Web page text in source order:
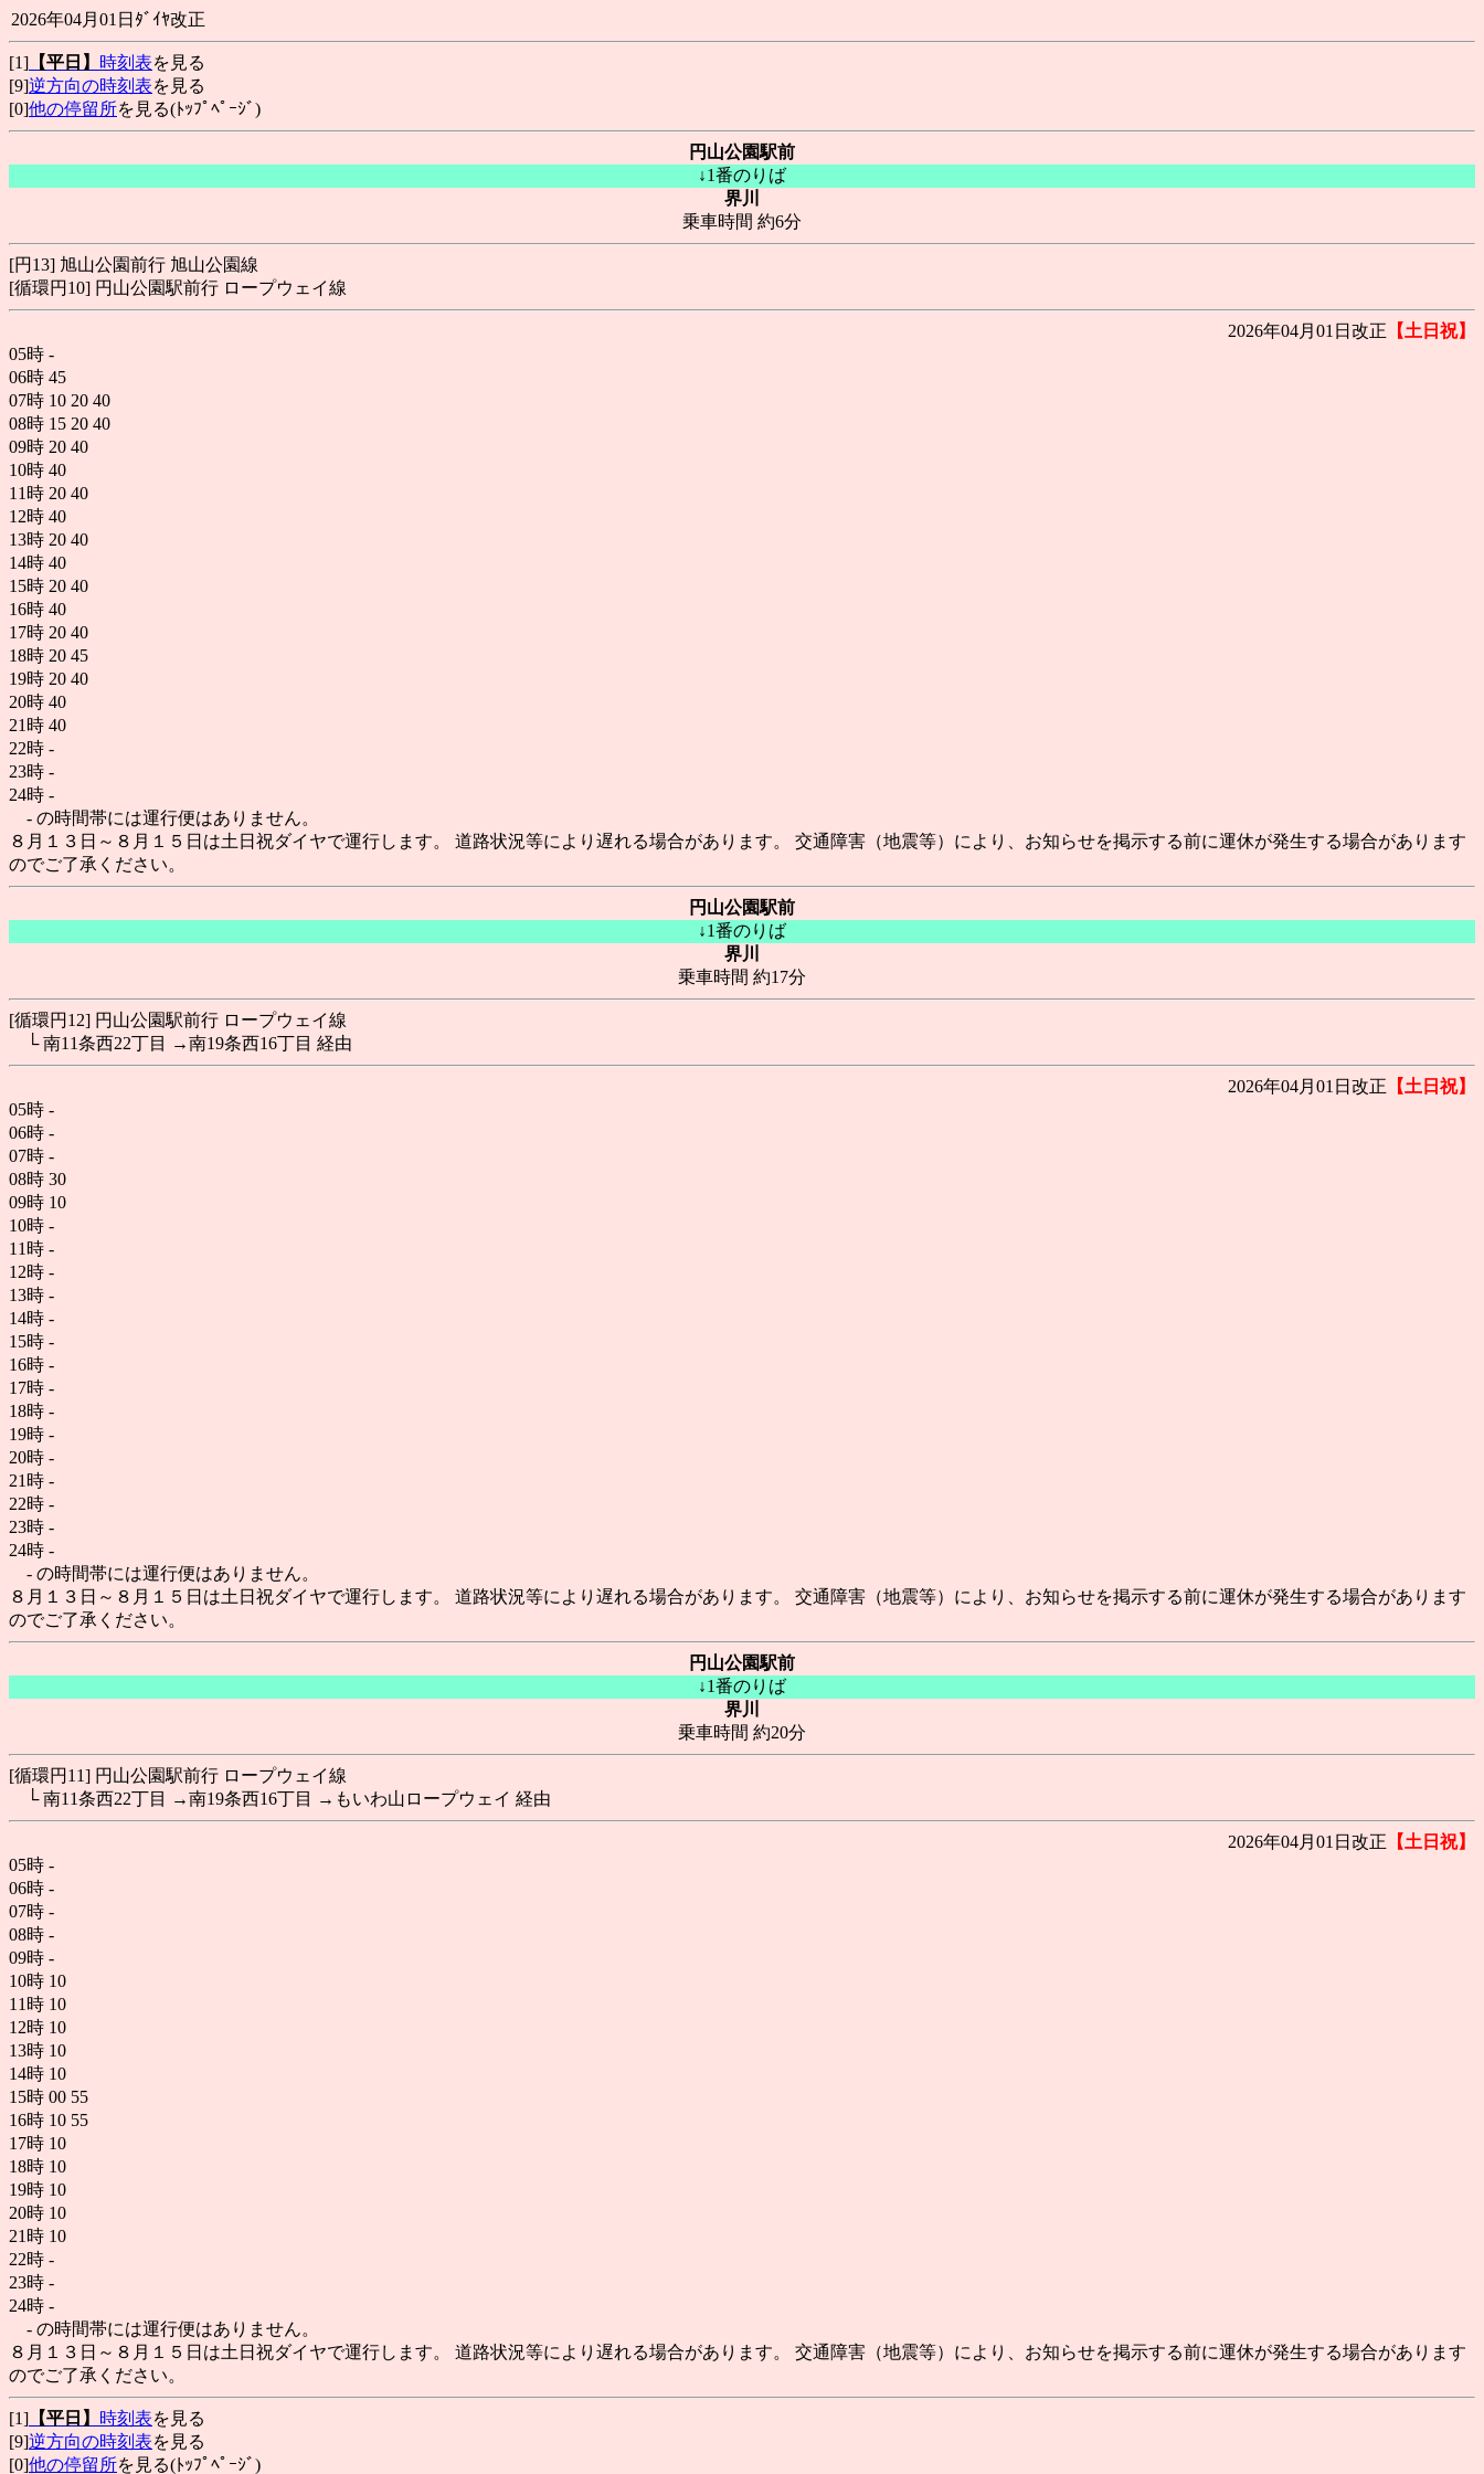
2026年04月01日ﾀﾞｲﾔ改正
[1] 【平日】 時刻表を見る
[9]逆方向の時刻表を見る
[0]他の停留所を見る(ﾄｯﾌﾟﾍﾟｰｼﾞ)
円山公園駅前
↓1番のりば
界川
乗車時間 約6分
[円13] 旭山公園前行 旭山公園線
[循環円10] 円山公園駅前行 ロープウェイ線
2026年04月01日改正 【土日祝】
05時 -
06時 45
07時 10 20 40
08時 15 20 40
09時 20 40
10時 40
11時 20 40
12時 40
13時 20 40
14時 40
15時 20 40
16時 40
17時 20 40
18時 20 45
19時 20 40
20時 40
21時 40
22時 -
23時 -
24時 -
- の時間帯には運行便はありません。
８月１３日～８月１５日は土日祝ダイヤで運行します。 道路状況等により遅れる場合があります。 交通障害（地震等）により、お知らせを掲示する前に運休が発生する場合があります
のでご了承ください。
円山公園駅前
↓1番のりば
界川
乗車時間 約17分
[循環円12] 円山公園駅前行 ロープウェイ線
└ 南11条西22丁目 →南19条西16丁目 経由
2026年04月01日改正 【土日祝】
05時 -
06時 -
07時 -
08時 30
09時 10
10時 -
11時 -
12時 -
13時 -
14時 -
15時 -
16時 -
17時 -
18時 -
19時 -
20時 -
21時 -
22時 -
23時 -
24時 -
- の時間帯には運行便はありません。
８月１３日～８月１５日は土日祝ダイヤで運行します。 道路状況等により遅れる場合があります。 交通障害（地震等）により、お知らせを掲示する前に運休が発生する場合があります
のでご了承ください。
円山公園駅前
↓1番のりば
界川
乗車時間 約20分
[循環円11] 円山公園駅前行 ロープウェイ線
└ 南11条西22丁目 →南19条西16丁目 →もいわ山ロープウェイ 経由
2026年04月01日改正 【土日祝】
05時 -
06時 -
07時 -
08時 -
09時 -
10時 10
11時 10
12時 10
13時 10
14時 10
15時 00 55
16時 10 55
17時 10
18時 10
19時 10
20時 10
21時 10
22時 -
23時 -
24時 -
- の時間帯には運行便はありません。
８月１３日～８月１５日は土日祝ダイヤで運行します。 道路状況等により遅れる場合があります。 交通障害（地震等）により、お知らせを掲示する前に運休が発生する場合があります
のでご了承ください。
[1] 【平日】 時刻表を見る
[9]逆方向の時刻表を見る
[0]他の停留所を見る(ﾄｯﾌﾟﾍﾟｰｼﾞ)